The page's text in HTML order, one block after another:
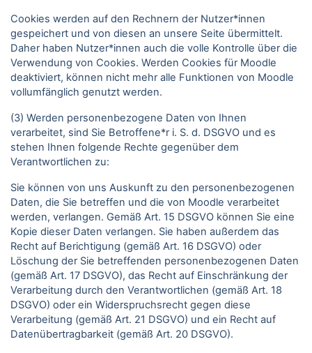
Cookies werden auf den Rechnern der Nutzer*innen
gespeichert und von diesen an unsere Seite übermittelt.
Daher haben Nutzer*innen auch die volle Kontrolle über die
Verwendung von Cookies. Werden Cookies für Moodle
deaktiviert, können nicht mehr alle Funktionen von Moodle
vollumfänglich genutzt werden.
(3) Werden personenbezogene Daten von Ihnen
verarbeitet, sind Sie Betroffene*r i. S. d. DSGVO und es
stehen Ihnen folgende Rechte gegenüber dem
Verantwortlichen zu:
Sie können von uns Auskunft zu den personenbezogenen
Daten, die Sie betreffen und die von Moodle verarbeitet
werden, verlangen. Gemäß Art. 15 DSGVO können Sie eine
Kopie dieser Daten verlangen. Sie haben außerdem das
Recht auf Berichtigung (gemäß Art. 16 DSGVO) oder
Löschung der Sie betreffenden personenbezogenen Daten
(gemäß Art. 17 DSGVO), das Recht auf Einschränkung der
Verarbeitung durch den Verantwortlichen (gemäß Art. 18
DSGVO) oder ein Widerspruchsrecht gegen diese
Verarbeitung (gemäß Art. 21 DSGVO) und ein Recht auf
Datenübertragbarkeit (gemäß Art. 20 DSGVO).